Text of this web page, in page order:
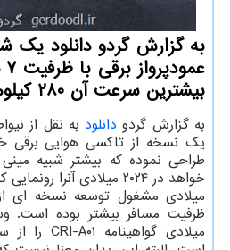
به گزارش گردو دانلود یک
بیشترین سرعت آن ۲۸۰ کیلومتر برساعت است.
به گزارش گردو دانلود به نقل از
طراحی نموده که بیشتر شبیه
میلادی مشغول توسعه نسخه ای